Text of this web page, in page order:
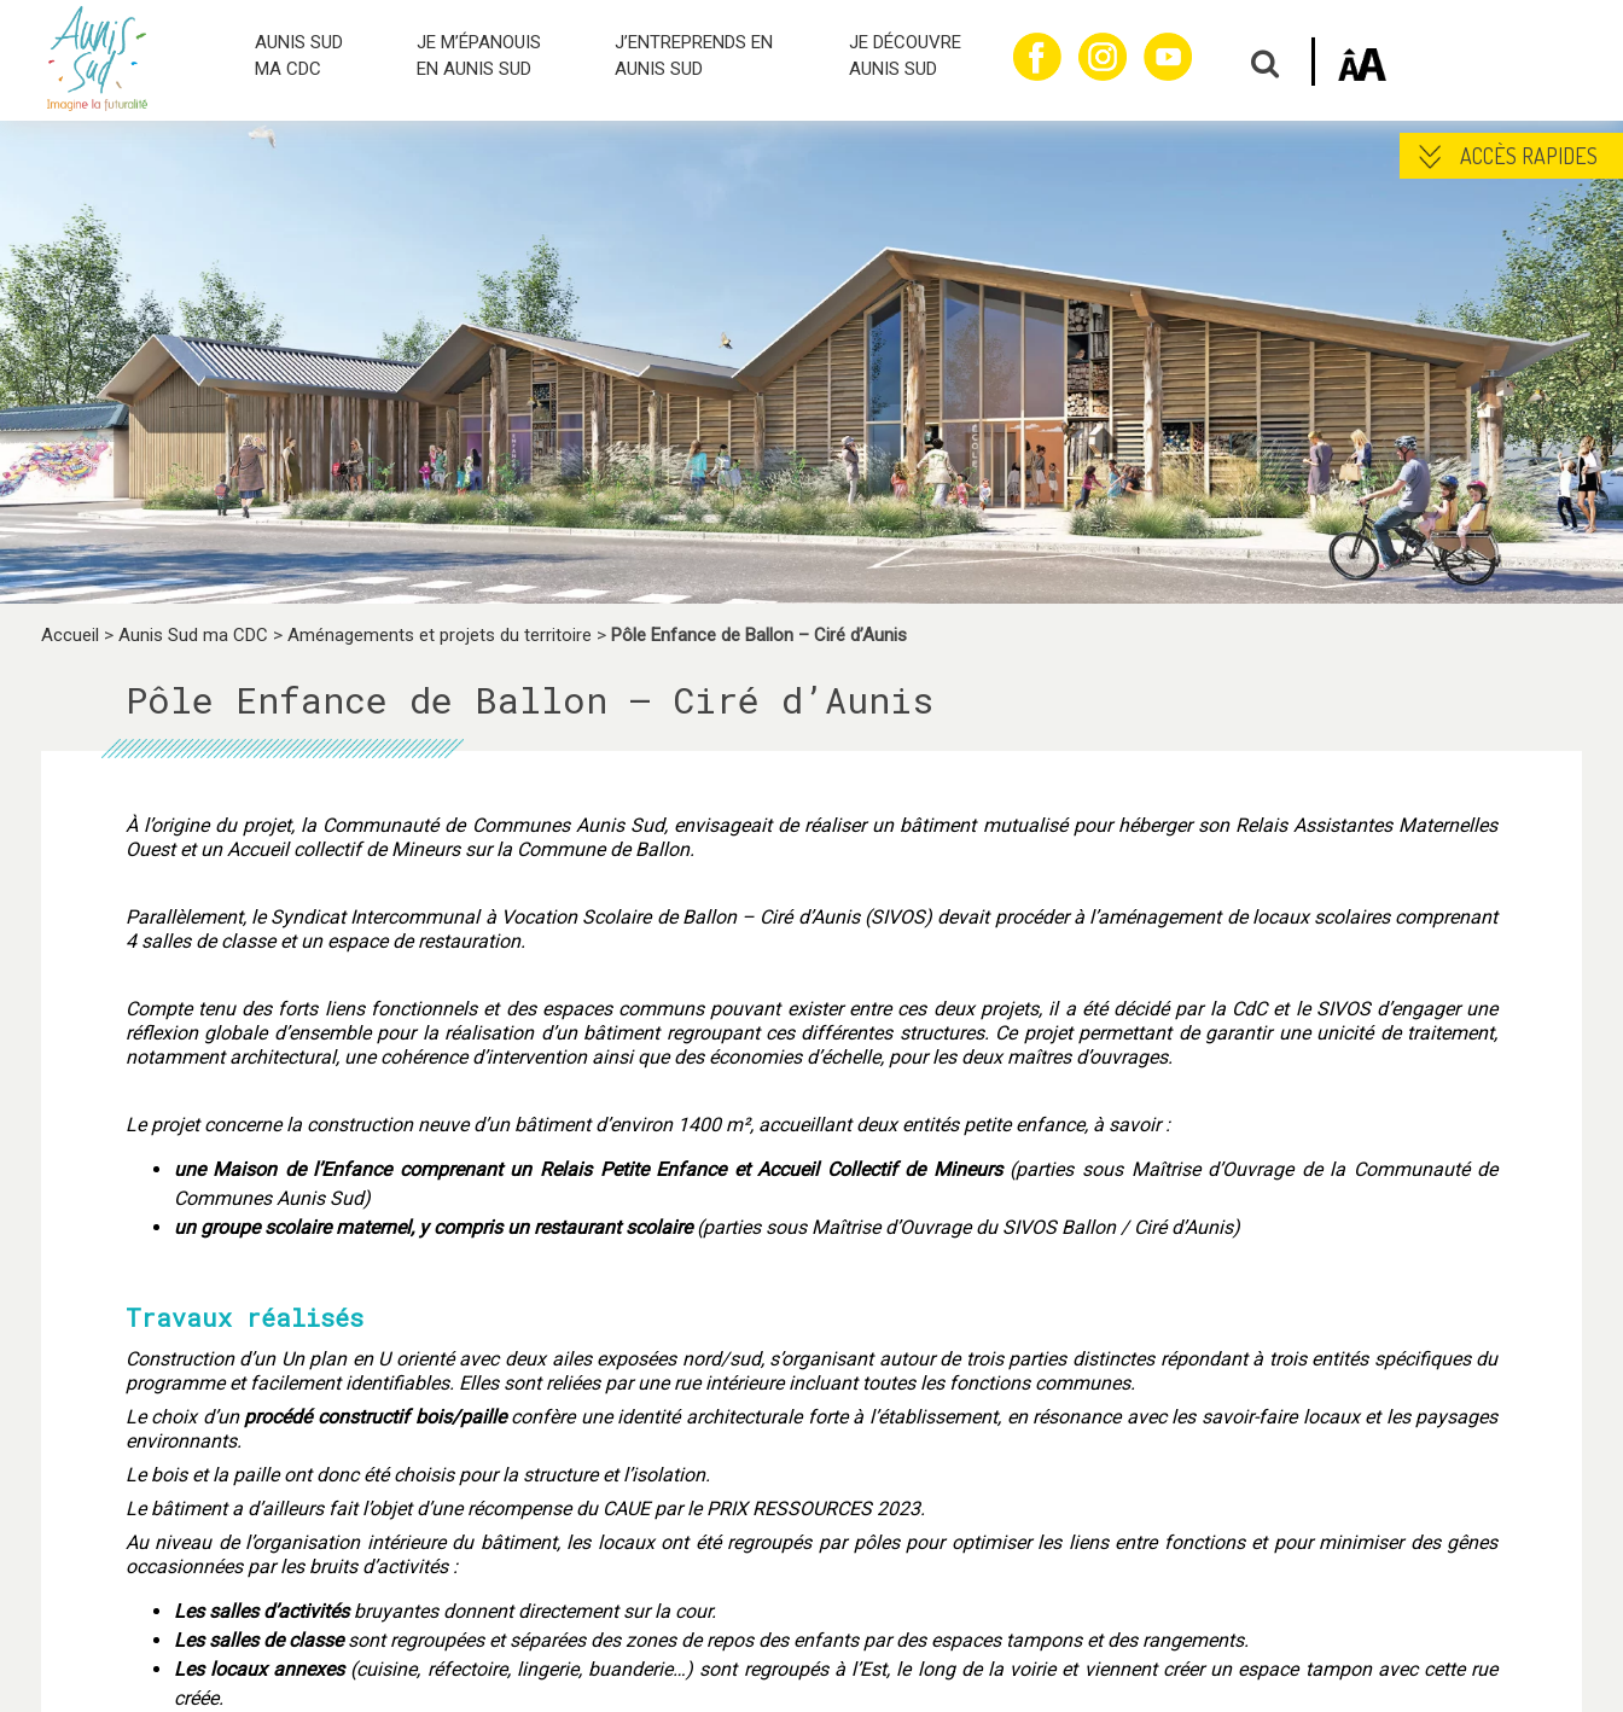
AUNIS SUD
MA CDC
JE M’ÉPANOUIS
EN AUNIS SUD
J’ENTREPRENDS EN
AUNIS SUD
JE DÉCOUVRE
AUNIS SUD
Accueil > Aunis Sud ma CDC > Aménagements et projets du territoire > Pôle Enfance de Ballon – Ciré d’Aunis
Pôle Enfance de Ballon – Ciré d’Aunis
À l’origine du projet, la Communauté de Communes Aunis Sud, envisageait de réaliser un bâtiment mutualisé pour héberger son Relais Assistantes Maternelles
Ouest et un Accueil collectif de Mineurs sur la Commune de Ballon.
Parallèlement, le Syndicat Intercommunal à Vocation Scolaire de Ballon – Ciré d’Aunis (SIVOS) devait procéder à l’aménagement de locaux scolaires comprenant
4 salles de classe et un espace de restauration.
Compte tenu des forts liens fonctionnels et des espaces communs pouvant exister entre ces deux projets, il a été décidé par la CdC et le SIVOS d’engager une
réflexion globale d’ensemble pour la réalisation d’un bâtiment regroupant ces différentes structures. Ce projet permettant de garantir une unicité de traitement,
notamment architectural, une cohérence d’intervention ainsi que des économies d’échelle, pour les deux maîtres d’ouvrages.
Le projet concerne la construction neuve d’un bâtiment d’environ 1400 m², accueillant deux entités petite enfance, à savoir :
une Maison de l’Enfance comprenant un Relais Petite Enfance et Accueil Collectif de Mineurs (parties sous Maîtrise d’Ouvrage de la Communauté de
Communes Aunis Sud)
un groupe scolaire maternel, y compris un restaurant scolaire(parties sous Maîtrise d’Ouvrage du SIVOS Ballon / Ciré d’Aunis)
Travaux réalisés
Construction d’un Un plan en U orienté avec deux ailes exposées nord/sud, s’organisant autour de trois parties distinctes répondant à trois entités spécifiques du
programme et facilement identifiables. Elles sont reliées par une rue intérieure incluant toutes les fonctions communes.
Le choix d’un procédé constructif bois/pailleconfère une identité architecturale forte à l’établissement, en résonance avec les savoir-faire locaux et les paysages
environnants.
Le bois et la paille ont donc été choisis pour la structure et l’isolation.
Le bâtiment a d’ailleurs fait l’objet d’une récompense du CAUE par le PRIX RESSOURCES 2023.
Au niveau de l’organisation intérieure du bâtiment, les locaux ont été regroupés par pôles pour optimiser les liens entre fonctions et pour minimiser des gênes
occasionnées par les bruits d’activités :
Les salles d’activitésbruyantes donnent directement sur la cour.
Les salles de classesont regroupées et séparées des zones de repos des enfants par des espaces tampons et des rangements.
Les locaux annexes (cuisine, réfectoire, lingerie, buanderie…) sont regroupés à l’Est, le long de la voirie et viennent créer un espace tampon avec cette rue
créée.